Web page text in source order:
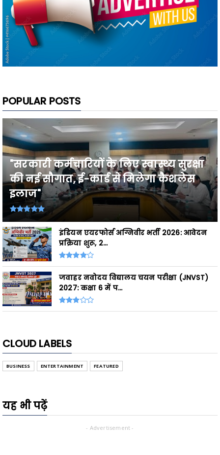
POPULAR POSTS
"सरकारी कर्मचारियों के लिए स्वास्थ्य सुरक्षा
की नई सौगात, ई-कार्ड से मिलेगा कैशलेस
इलाज"
इंडियन एयरफोर्स अग्निवीर भर्ती 2026: आवेदन
प्रक्रिया शुरू, 2...
जवाहर नवोदय विद्यालय चयन परीक्षा (JNVST)
2027: कक्षा 6 में प...
CLOUD LABELS
BUSINESS ENTERTAINMENT FEATURED
यह भी पढ़ें
- Advertisement -